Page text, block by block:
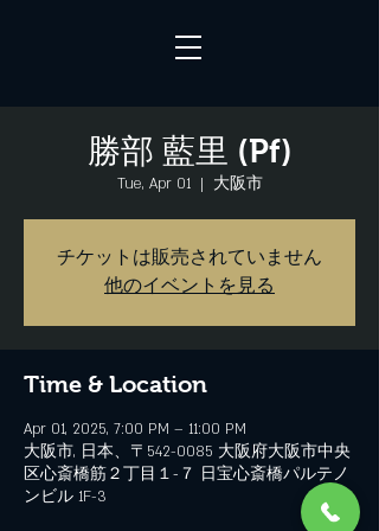
勝部 藍里 (Pf)
Tue, Apr 01
  |
大阪市
チケットは販売されていません
他のイベントを見る
Time & Location
Apr 01, 2025, 7:00 PM – 11:00 PM
大阪市, 日本、〒542-0085 大阪府大阪市中央
区心斎橋筋２丁目１−７ 日宝心斎橋パルテノ
ンビル 1F-3